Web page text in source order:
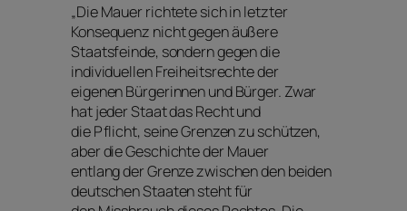
„Die Mauer richtete sich in letzter
Konsequenz nicht gegen äußere
Staatsfeinde, sondern gegen die
individuellen Freiheitsrechte der
eigenen Bürgerinnen und Bürger. Zwar
hat jeder Staat das Recht und
die Pflicht, seine Grenzen zu schützen,
aber die Geschichte der Mauer
entlang der Grenze zwischen den beiden
deutschen Staaten steht für